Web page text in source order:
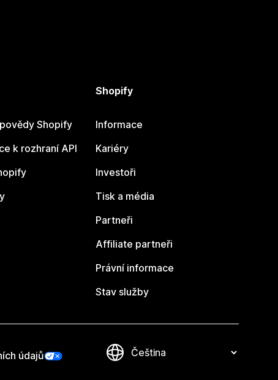
Shopify
k rozhraní API
Shopify
Informace
Kariéry
Investoři
Tisk a média
Partneři
Affiliate partneři
Právní informace
Stav služby
údajů